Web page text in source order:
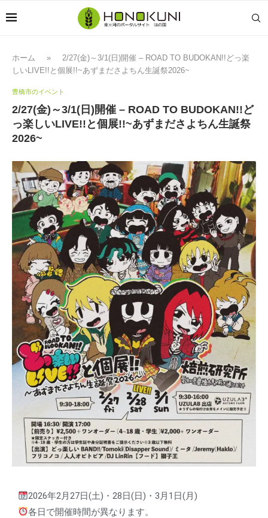
ホーム »
2/27(金)～3/1(日)開催 – ROAD TO BUDOKAN!!どっ楽
しいLIVE!!と個展!!~あずまださよちん生誕祭2026~
豊橋市のイベント
2/27(金)～3/1(日)開催 – ROAD TO BUDOKAN!!ど
っ楽しいLIVE!!と個展!!~あずまださよちん生誕祭
2026~
2026年2月27日(土)・28日(日)・3月1日(月)
各日で開催時間が異なります。